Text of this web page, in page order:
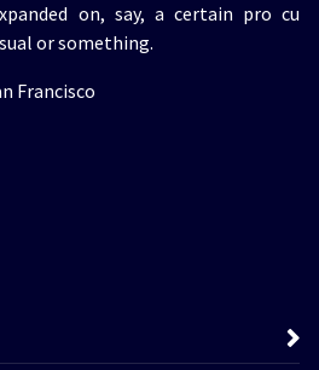
on, say, a certain pro cu
or something.
Francisco